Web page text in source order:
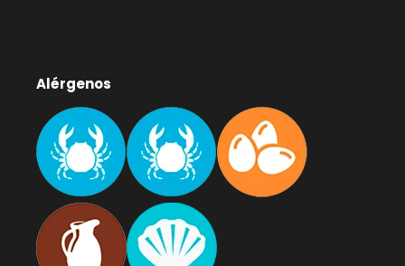
Alérgenos